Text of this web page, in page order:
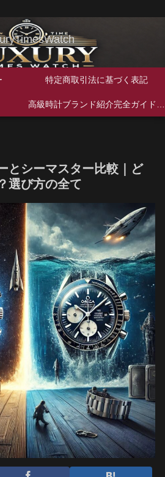
特定商取引法に基づく表記
とシーマスター比較｜ど
選び方の全て